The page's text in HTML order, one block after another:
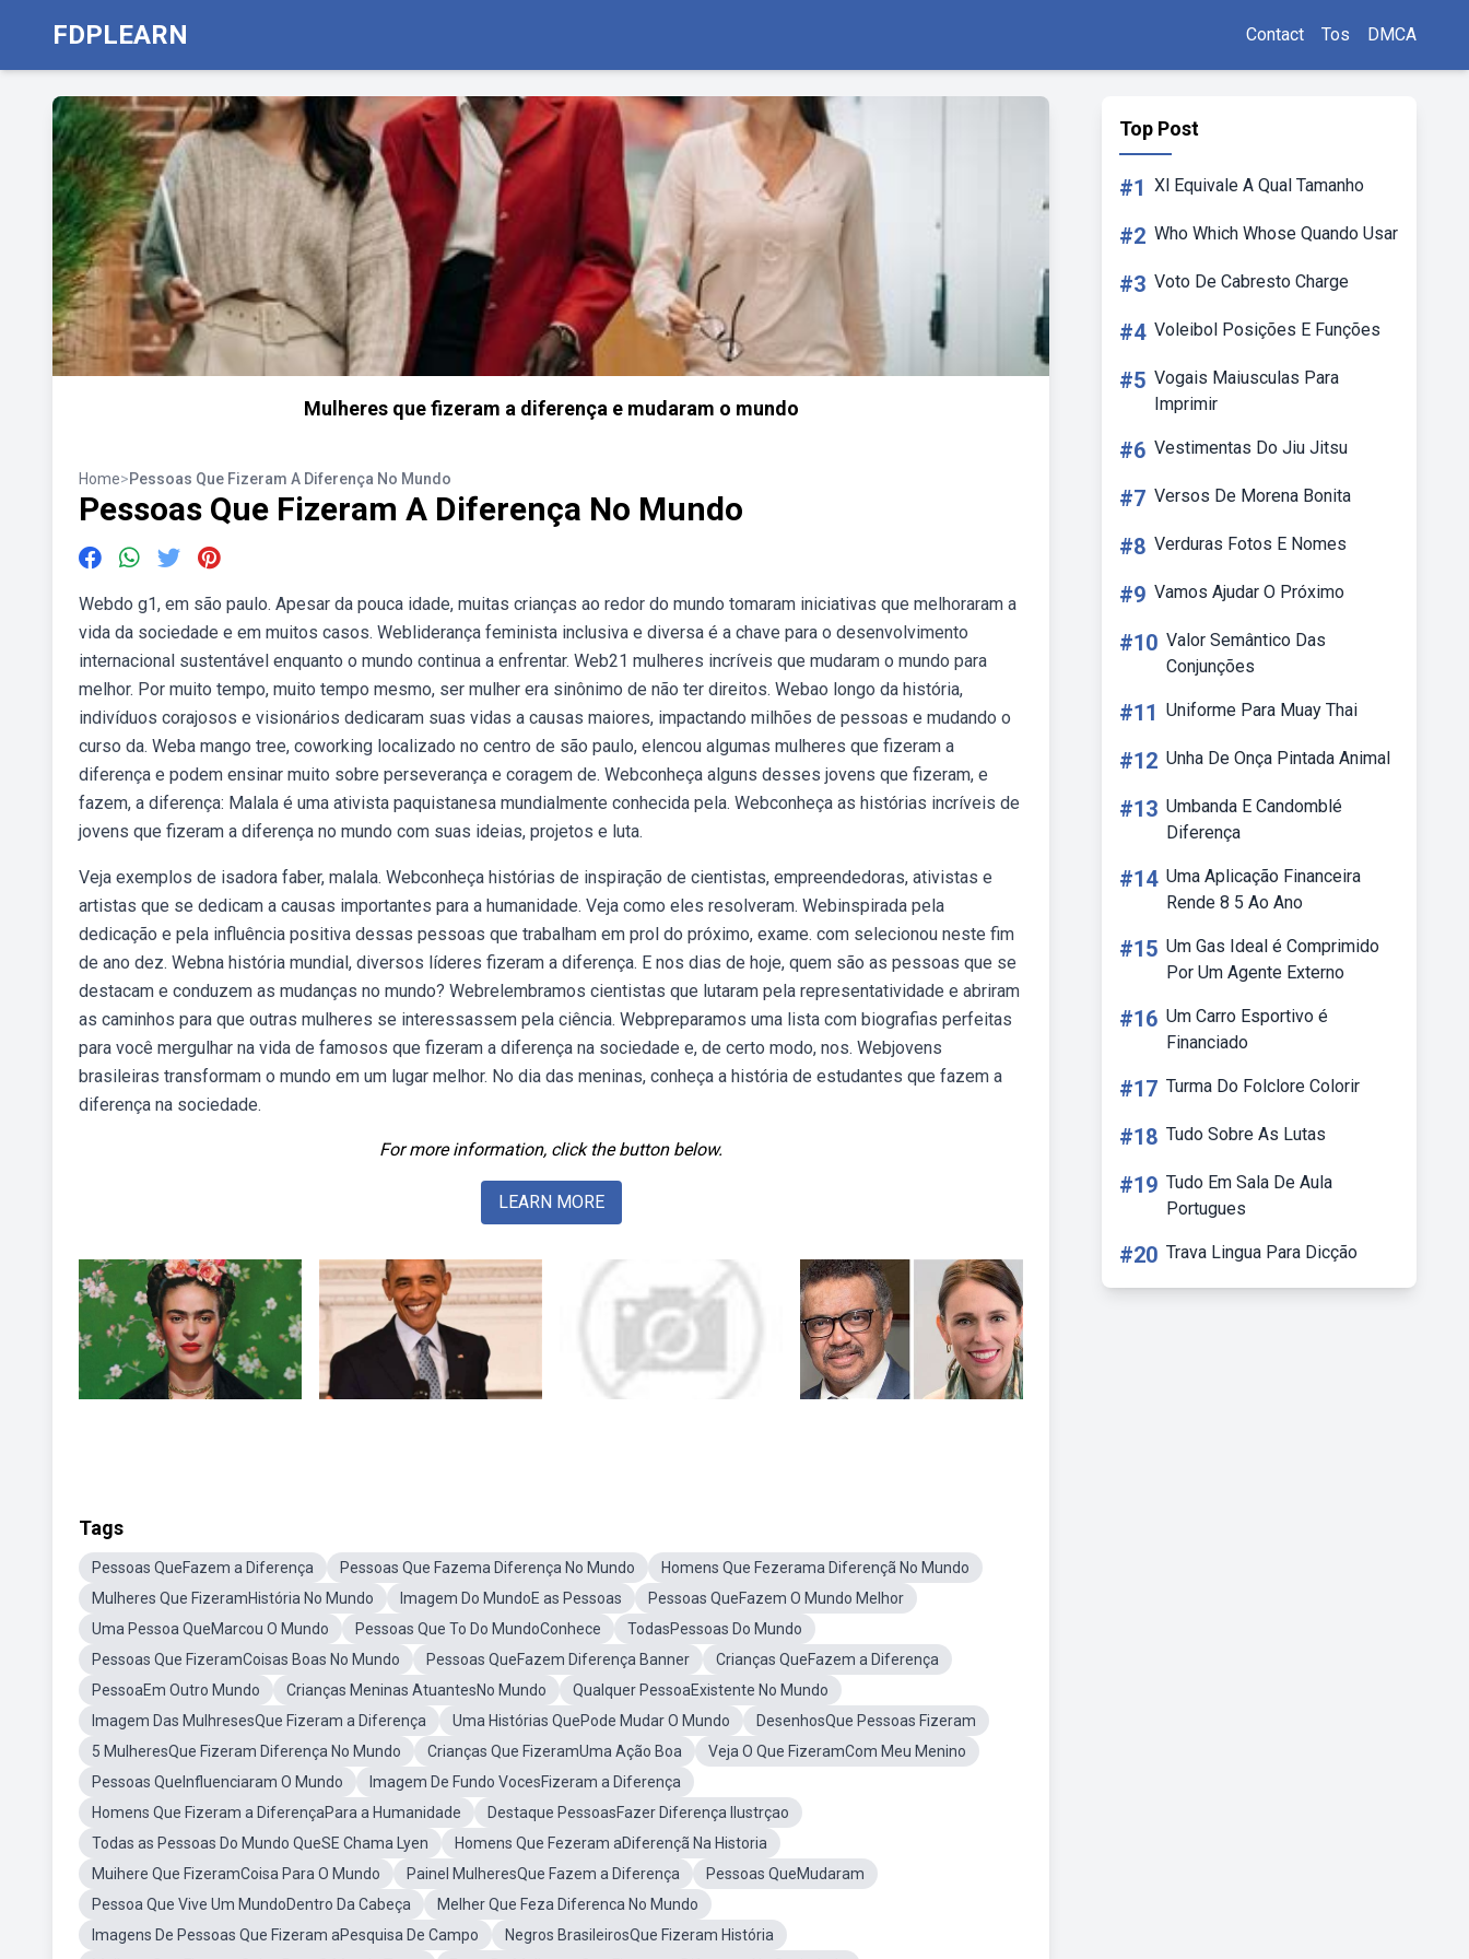
FDPLEARN Contact Tos DMCA
Mulheres que fizeram a diferença e mudaram o mundo
Home>Pessoas Que Fizeram A Diferença No Mundo
Pessoas Que Fizeram A Diferença No Mundo
Webdo g1, em são paulo. Apesar da pouca idade, muitas crianças ao redor do mundo tomaram iniciativas que melhoraram a
vida da sociedade e em muitos casos. Webliderança feminista inclusiva e diversa é a chave para o desenvolvimento
internacional sustentável enquanto o mundo continua a enfrentar. Web21 mulheres incríveis que mudaram o mundo para
melhor. Por muito tempo, muito tempo mesmo, ser mulher era sinônimo de não ter direitos. Webao longo da história,
indivíduos corajosos e visionários dedicaram suas vidas a causas maiores, impactando milhões de pessoas e mudando o
curso da. Weba mango tree, coworking localizado no centro de são paulo, elencou algumas mulheres que fizeram a
diferença e podem ensinar muito sobre perseverança e coragem de. Webconheça alguns desses jovens que fizeram, e
fazem, a diferença: Malala é uma ativista paquistanesa mundialmente conhecida pela. Webconheça as histórias incríveis de
jovens que fizeram a diferença no mundo com suas ideias, projetos e luta.
Veja exemplos de isadora faber, malala. Webconheça histórias de inspiração de cientistas, empreendedoras, ativistas e
artistas que se dedicam a causas importantes para a humanidade. Veja como eles resolveram. Webinspirada pela
dedicação e pela influência positiva dessas pessoas que trabalham em prol do próximo, exame. com selecionou neste fim
de ano dez. Webna história mundial, diversos líderes fizeram a diferença. E nos dias de hoje, quem são as pessoas que se
destacam e conduzem as mudanças no mundo? Webrelembramos cientistas que lutaram pela representatividade e abriram
as caminhos para que outras mulheres se interessassem pela ciência. Webpreparamos uma lista com biografias perfeitas
para você mergulhar na vida de famosos que fizeram a diferença na sociedade e, de certo modo, nos. Webjovens
brasileiras transformam o mundo em um lugar melhor. No dia das meninas, conheça a história de estudantes que fazem a
diferença na sociedade.
For more information, click the button below.
LEARN MORE
Tags
Pessoas QueFazem a Diferença Pessoas Que Fazema Diferença No Mundo
Homens Que Fezerama Diferençã No Mundo
Mulheres Que FizeramHistória No Mundo
Imagem Do MundoE as Pessoas
Pessoas QueFazem O Mundo Melhor
Uma Pessoa QueMarcou O Mundo
Pessoas Que To Do MundoConhece
TodasPessoas Do Mundo
Pessoas Que FizeramCoisas Boas No Mundo
Pessoas QueFazem Diferença Banner
Crianças QueFazem a Diferença
PessoaEm Outro Mundo
Crianças Meninas AtuantesNo Mundo
Qualquer PessoaExistente No Mundo
Imagem Das MulhresesQue Fizeram a Diferença
Uma Histórias QuePode Mudar O Mundo
DesenhosQue Pessoas Fizeram
5 MulheresQue Fizeram Diferença No Mundo
Crianças Que FizeramUma Ação Boa
Veja O Que FizeramCom Meu Menino
Pessoas QueInfluenciaram O Mundo
Imagem De Fundo VocesFizeram a Diferença
Homens Que Fizeram a DiferençaPara a Humanidade
Destaque PessoasFazer Diferença Ilustrçao
Todas as Pessoas Do Mundo QueSE Chama Lyen
Homens Que Fezeram aDiferençã Na Historia
Muihere Que FizeramCoisa Para O Mundo
Painel MulheresQue Fazem a Diferença
Pessoas QueMudaram
Pessoa Que Vive Um MundoDentro Da Cabeça
Melher Que Feza Diferenca No Mundo
Imagens De Pessoas Que Fizeram aPesquisa De Campo
Negros BrasileirosQue Fizeram História
Top Post
#1 Xl Equivale A Qual Tamanho
#2 Who Which Whose Quando Usar
#3 Voto De Cabresto Charge
#4 Voleibol Posições E Funções
#5 Vogais Maiusculas Para
Imprimir
#6 Vestimentas Do Jiu Jitsu
#7 Versos De Morena Bonita
#8 Verduras Fotos E Nomes
#9 Vamos Ajudar O Próximo
#10 Valor Semântico Das
Conjunções
#11 Uniforme Para Muay Thai
#12 Unha De Onça Pintada Animal
#13 Umbanda E Candomblé
Diferença
#14 Uma Aplicação Financeira
Rende 8 5 Ao Ano
#15 Um Gas Ideal é Comprimido
Por Um Agente Externo
#16 Um Carro Esportivo é
Financiado
#17 Turma Do Folclore Colorir
#18 Tudo Sobre As Lutas
#19 Tudo Em Sala De Aula
Portugues
#20 Trava Lingua Para Dicção